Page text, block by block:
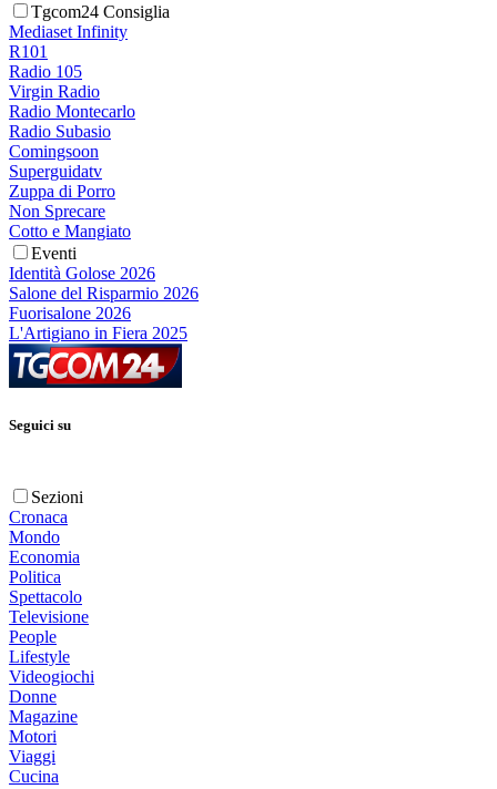
Tgcom24 Consiglia
Mediaset Infinity
R101
Radio 105
Virgin Radio
Radio Montecarlo
Radio Subasio
Comingsoon
Superguidatv
Zuppa di Porro
Non Sprecare
Cotto e Mangiato
Eventi
Identità Golose 2026
Salone del Risparmio 2026
Fuorisalone 2026
L'Artigiano in Fiera 2025
Seguici su
Sezioni
Cronaca
Mondo
Economia
Politica
Spettacolo
Televisione
People
Lifestyle
Videogiochi
Donne
Magazine
Motori
Viaggi
Cucina